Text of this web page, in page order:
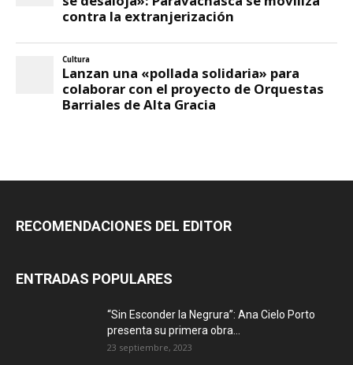
RECOMENDACIONES DEL EDITOR
ENTRADAS POPULARES
“Sin Esconder la Negrura”: Ana Cielo Porto
presenta su primera obra...
23 septiembre, 2023